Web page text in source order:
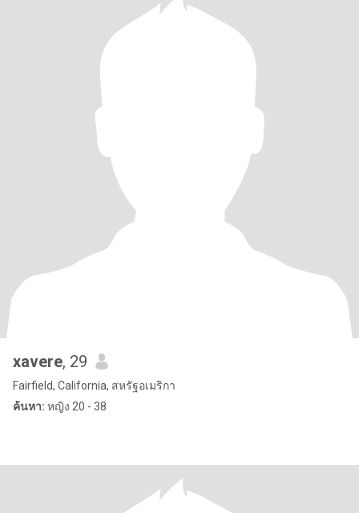
xavere, 29
Fairfield, California, สหรัฐอเมริกา
ค้นหา: หญิง 20 - 38